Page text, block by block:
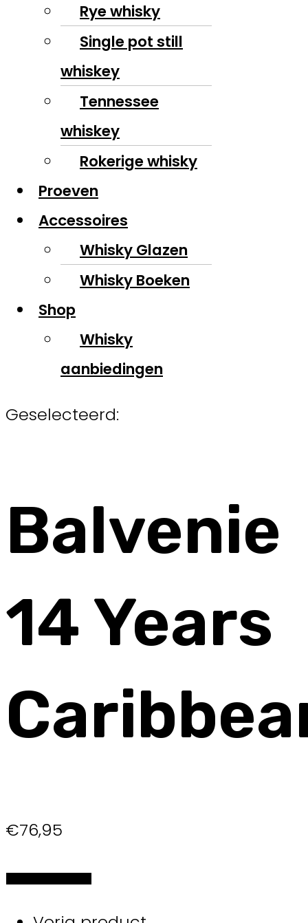
Rye whisky
Single pot still
whiskey
Tennessee
whiskey
Rokerige whisky
Proeven
Accessoires
Whisky Glazen
Whisky Boeken
Shop
Whisky
aanbiedingen
Geselecteerd:
Balvenie
14 Years
€76,95